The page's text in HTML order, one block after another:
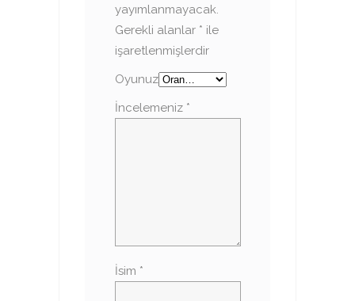
yayımlanmayacak.
Gerekli alanlar * ile
işaretlenmişlerdir
Oyunuz
İncelemeniz *
İsim *